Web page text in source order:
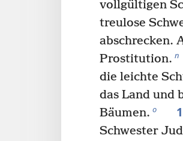
vollgültigen
treulose
abschrecken.
Prostitution. n
die leichte
das Land und
Bäumen. o
Schwester